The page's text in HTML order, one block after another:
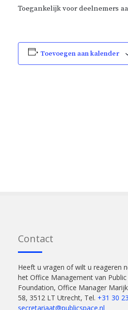
Toegankelijk voor deelnemers
Toevoegen aan kalender
Contact
Heeft u vragen of wilt u reageren
het Office Management van Public
Foundation, Office Manager
58, 3512 LT Utrecht, Tel. +31 30
secretariaat@publicspace.nl